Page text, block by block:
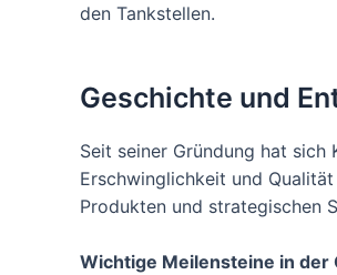
den Tankstellen.
Geschichte und
Seit seiner Gründung hat
Erschwinglichkeit und
Produkten und strategischen
Wichtige Meilensteine in der